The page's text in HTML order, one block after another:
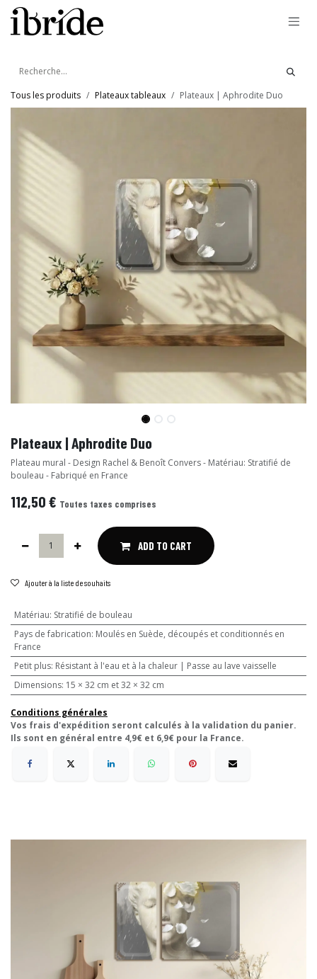
Se rendre au contenu
Tous les produits Plateaux tableaux Plateaux | Aphrodite Duo
Plateaux | Aphrodite Duo
Plateau mural - Design Rachel & Benoît Convers - Matériau: Stratifié de
bouleau - Fabriqué en France
112,50€ Toutes taxes comprises
ADD TO CART
Ajouter à la liste de souhaits
Matériau: Stratifié de bouleau
Pays de fabrication: Moulés en Suède, découpés et conditionnés en
France
Petit plus: Résistant à l'eau et à la chaleur | Passe au lave vaisselle
Dimensions: 15 × 32 cm et 32 × 32 cm
Conditions générales
Vos frais d'expédition seront calculés à la validation du panier.
Ils sont en général entre 4,9€ et 6,9€ pour la France.